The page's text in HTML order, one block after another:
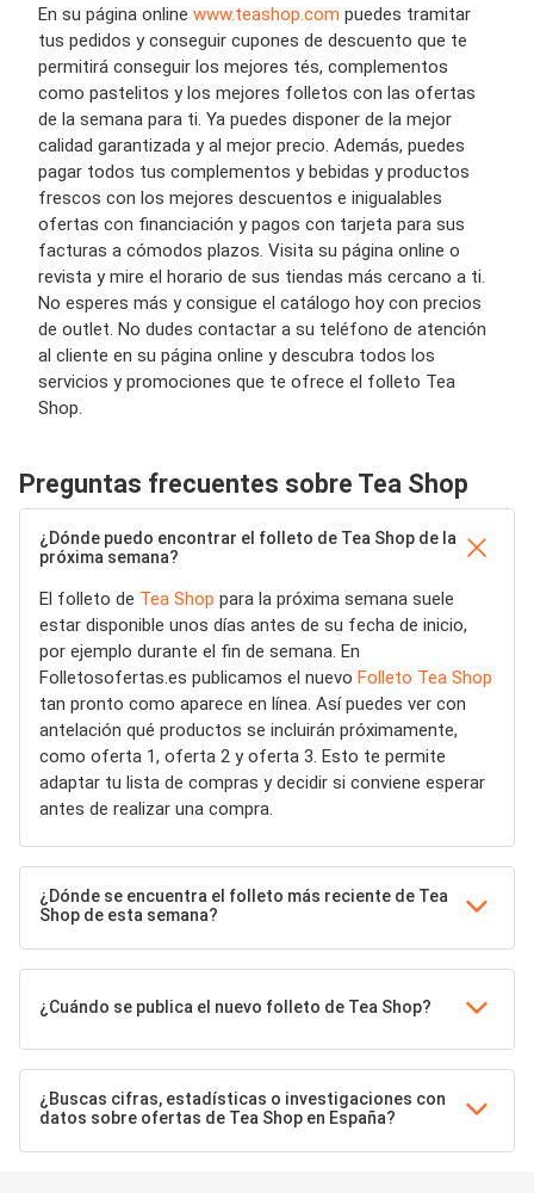
En su página online www.teashop.com puedes tramitar
tus pedidos y conseguir cupones de descuento que te
permitirá conseguir los mejores tés, complementos
como pastelitos y los mejores folletos con las ofertas
de la semana para ti. Ya puedes disponer de la mejor
calidad garantizada y al mejor precio. Además, puedes
pagar todos tus complementos y bebidas y productos
frescos con los mejores descuentos e inigualables
ofertas con financiación y pagos con tarjeta para sus
facturas a cómodos plazos. Visita su página online o
revista y mire el horario de sus tiendas más cercano a ti.
No esperes más y consigue el catálogo hoy con precios
de outlet. No dudes contactar a su teléfono de atención
al cliente en su página online y descubra todos los
servicios y promociones que te ofrece el folleto Tea
Shop.
Preguntas frecuentes sobre Tea Shop
¿Dónde puedo encontrar el folleto de Tea Shop de la
próxima semana?
El folleto de Tea Shop para la próxima semana suele
estar disponible unos días antes de su fecha de inicio,
por ejemplo durante el fin de semana. En
Folletosofertas.es publicamos el nuevo Folleto Tea Shop
tan pronto como aparece en línea. Así puedes ver con
antelación qué productos se incluirán próximamente,
como oferta 1, oferta 2 y oferta 3. Esto te permite
adaptar tu lista de compras y decidir si conviene esperar
antes de realizar una compra.
¿Dónde se encuentra el folleto más reciente de Tea
Shop de esta semana?
¿Cuándo se publica el nuevo folleto de Tea Shop?
¿Buscas cifras, estadísticas o investigaciones con
datos sobre ofertas de Tea Shop en España?